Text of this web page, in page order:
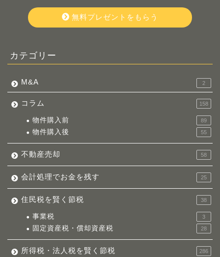
無料プレゼントをもらう
カテゴリー
M&A 2
コラム 158
物件購入前 89
物件購入後 55
不動産売却 58
会計処理でお金を残す 25
住民税を賢く節税 38
事業税 3
固定資産税・償却資産税 28
所得税・法人税を賢く節税 286